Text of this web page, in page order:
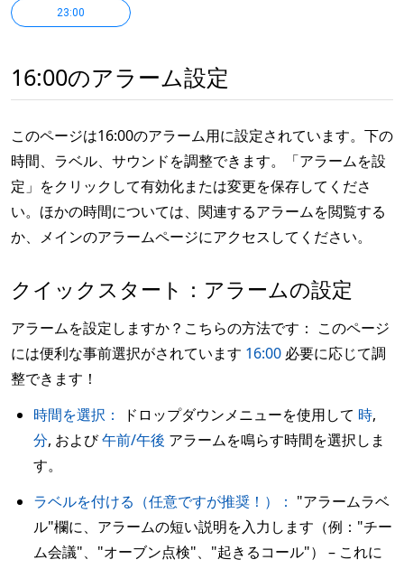
23:00
16:00のアラーム設定
このページは16:00のアラーム用に設定されています。下の
時間、ラベル、サウンドを調整できます。「アラームを設
定」をクリックして有効化または変更を保存してくださ
い。ほかの時間については、関連するアラームを閲覧する
か、メインのアラームページにアクセスしてください。
クイックスタート：アラームの設定
アラームを設定しますか？こちらの方法です： このページ
には便利な事前選択がされています 16:00 必要に応じて調
整できます！
時間を選択：
ドロップダウンメニューを使用して 時,
分, および午前/午後 アラームを鳴らす時間を選択しま
す。
ラベルを付ける（任意ですが推奨！）： "アラームラベ
ル"欄に、アラームの短い説明を入力します（例："チー
ム会議"、"オーブン点検"、"起きるコール"） – これに